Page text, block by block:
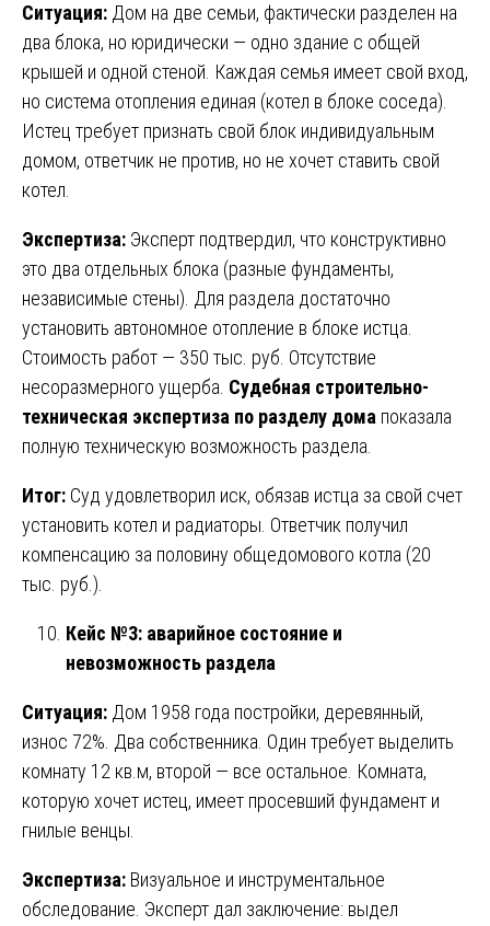
Ситуация: Дом на две семьи, фактически разделен на
два блока, но юридически — одно здание с общей
крышей и одной стеной. Каждая семья имеет свой вход,
но система отопления единая (котел в блоке соседа).
Истец требует признать свой блок индивидуальным
домом, ответчик не против, но не хочет ставить свой
котел.
Экспертиза: Эксперт подтвердил, что конструктивно
это два отдельных блока (разные фундаменты,
независимые стены). Для раздела достаточно
установить автономное отопление в блоке истца.
Стоимость работ — 350 тыс. руб. Отсутствие
несоразмерного ущерба. Судебная строительно-
техническая экспертиза по разделу дома показала
полную техническую возможность раздела.
Итог: Суд удовлетворил иск, обязав истца за свой счет
установить котел и радиаторы. Ответчик получил
компенсацию за половину общедомового котла (20
тыс. руб.).
Кейс №3: аварийное состояние и
невозможность раздела
Ситуация: Дом 1958 года постройки, деревянный,
износ 72%. Два собственника. Один требует выделить
комнату 12 кв.м, второй — все остальное. Комната,
которую хочет истец, имеет просевший фундамент и
гнилые венцы.
Экспертиза: Визуальное и инструментальное
обследование. Эксперт дал заключение: выдел